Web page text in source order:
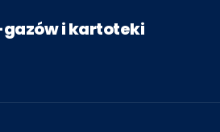
i kartoteki